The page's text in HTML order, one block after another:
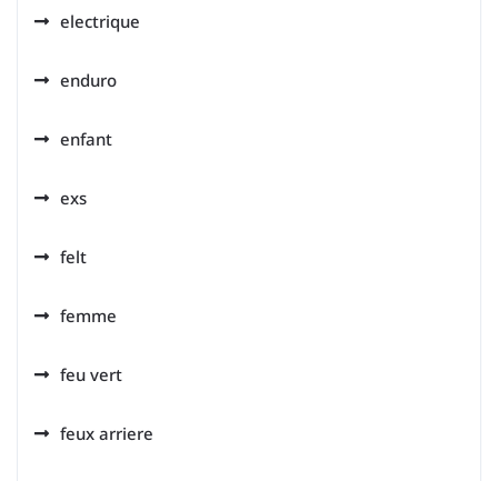
electrique
enduro
enfant
exs
felt
femme
feu vert
feux arriere